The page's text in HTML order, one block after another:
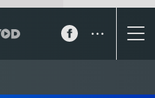
...